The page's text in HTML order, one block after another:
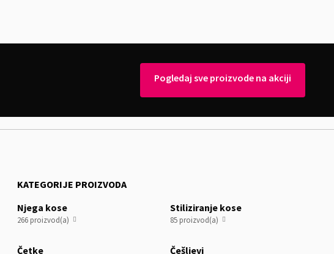
Pogledaj sve proizvode na akciji
KATEGORIJE PROIZVODA
Njega kose
266 proizvod(a) 
Stiliziranje kose
85 proizvod(a) 
Četke Češljevi